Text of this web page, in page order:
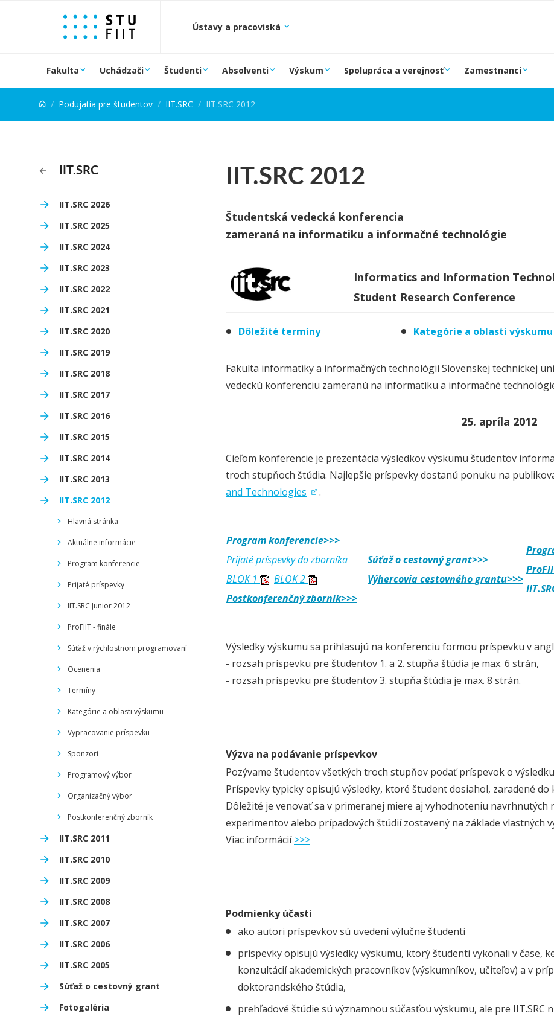
Prejsť na obsah
Ústavy a pracoviská
Fakulta Uchádzači Študenti Absolventi Výskum Spolupráca a verejnosť Zamestnanci
Podujatia pre študentov IIT.SRC IIT.SRC 2012
IIT.SRC
IIT.SRC 2026
IIT.SRC 2025
IIT.SRC 2024
IIT.SRC 2023
IIT.SRC 2022
IIT.SRC 2021
IIT.SRC 2020
IIT.SRC 2019
IIT.SRC 2018
IIT.SRC 2017
IIT.SRC 2016
IIT.SRC 2015
IIT.SRC 2014
IIT.SRC 2013
IIT.SRC 2012
Hlavná stránka
Aktuálne informácie
Program konferencie
Prijaté príspevky
IIT.SRC Junior 2012
ProFIIT - finále
Súťaž v rýchlostnom programovaní
Ocenenia
Termíny
Kategórie a oblasti výskumu
Vypracovanie príspevku
Sponzori
Programový výbor
Organizačný výbor
Postkonferenčný zborník
IIT.SRC 2011
IIT.SRC 2010
IIT.SRC 2009
IIT.SRC 2008
IIT.SRC 2007
IIT.SRC 2006
IIT.SRC 2005
Súťaž o cestovný grant
Fotogaléria
IIT.SRC 2012
Študentská vedecká konferencia
zameraná na informatiku a informačné technológie
Informatics and Information
Student Research Conference
Dôležité termíny Kategórie a oblasti výskumu
Fakulta informatiky a informačných technológií Slovenskej technickej
vedeckú konferenciu zameranú na informatiku a informačné technológie
25. apríla 2012
Cieľom konferencie je prezentácia výsledkov výskumu študentov
troch stupňoch štúdia. Najlepšie príspevky dostanú ponuku na
and Technologies
.
Program konferencie>>>
Prijaté príspevky do zborníka
BLOK 1
BLOK 2
Postkonferenčný zborník>>>
Súťaž o cestovný grant>>>
Výhercovia cestovného grantu>>>
Výsledky výskumu sa prihlasujú na konferenciu formou príspevku v
- rozsah príspevku pre študentov 1. a 2. stupňa štúdia je max. 6 strán,
- rozsah príspevku pre študentov 3. stupňa štúdia je max. 8 strán.
Výzva na podávanie príspevkov
Pozývame študentov všetkých troch stupňov podať príspevok o
Príspevky typicky opisujú výsledky, ktoré študent dosiahol, zaradené
Dôležité je venovať sa v primeranej miere aj vyhodnoteniu
experimentov alebo prípadových štúdií zostavený na základe vlastných
Viac informácií>>>
Podmienky účasti
ako autori príspevkov sú uvedení výlučne študenti
príspevky opisujú výsledky výskumu, ktorý študenti vykonali v čase,
konzultácií akademických pracovníkov (výskumníkov, učiteľov) a v
doktorandského štúdia,
prehľadové štúdie sú významnou súčasťou výskumu, ale pre IIT.SRC